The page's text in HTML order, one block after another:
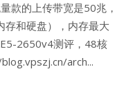
款的上传带宽是50兆，
存和硬盘），内存最大
2650v4测评，48核
arch...